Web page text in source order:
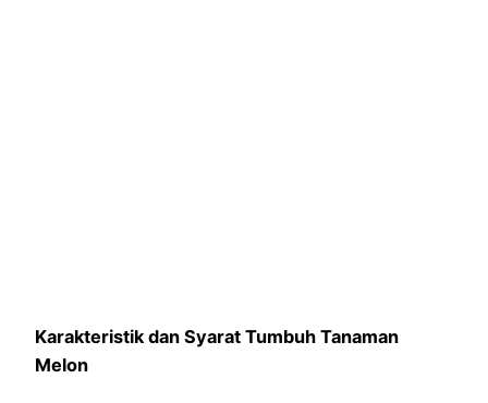
Karakteristik dan Syarat Tumbuh Tanaman
Melon